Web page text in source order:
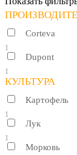
Corteva
1
Dupont
1
КУЛЬТУРА
Картофель
1
Лук
1
Морковь